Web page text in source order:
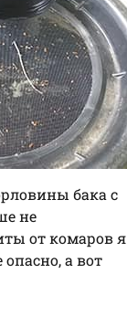
бака с
не
от комаров я
а вот